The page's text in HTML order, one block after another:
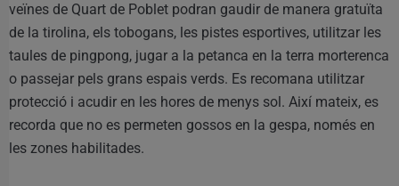
veïnes de Quart de Poblet podran gaudir de manera gratuïta
de la tirolina, els tobogans, les pistes esportives, utilitzar les
taules de pingpong, jugar a la petanca en la terra morterenca
o passejar pels grans espais verds. Es recomana utilitzar
protecció i acudir en les hores de menys sol. Així mateix, es
recorda que no es permeten gossos en la gespa, només en
les zones habilitades.